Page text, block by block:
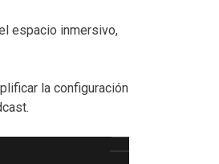
espacio inmersivo,
la configuración
.